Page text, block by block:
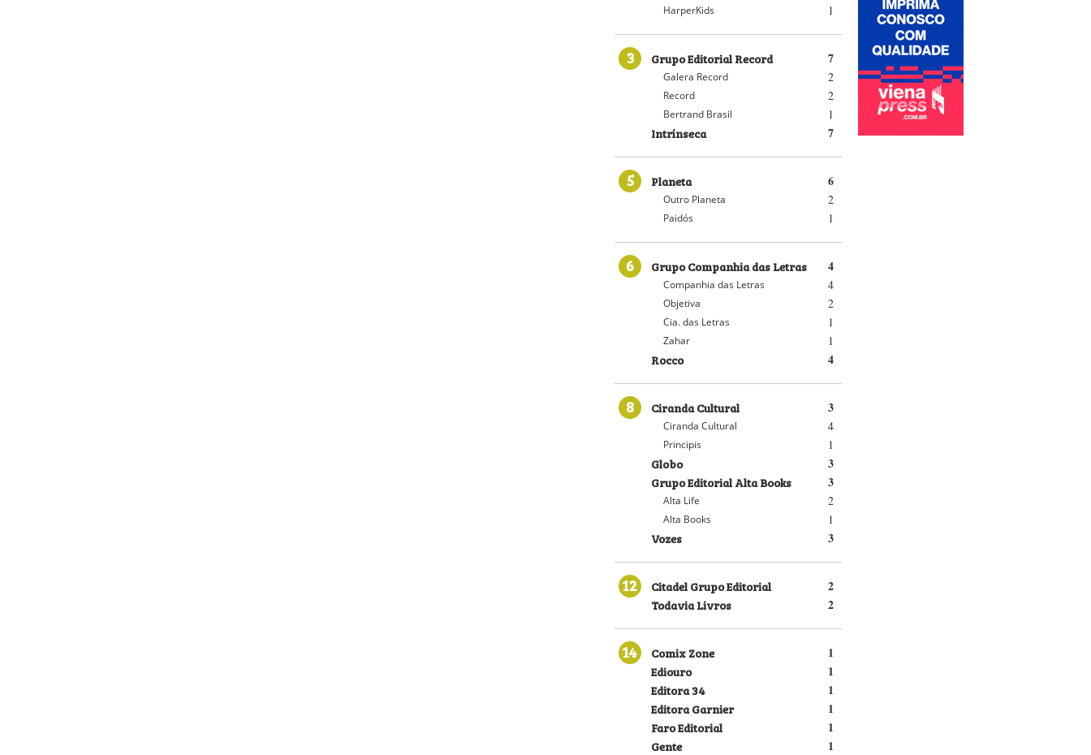
1
HarperKids
3 7
Grupo Editorial Record
2
Galera Record
2
Record
1
Bertrand Brasil
7
Intrínseca
5 6
Planeta
2
Outro Planeta
1
Paidós
6 4
Grupo Companhia das Letras
4
Companhia das Letras
2
Objetiva
1
Cia. das Letras
1
Zahar
4
Rocco
8 3
Ciranda Cultural
4
Ciranda Cultural
1
Principis
3
Globo
3
Grupo Editorial Alta Books
2
Alta Life
1
Alta Books
3
Vozes
12 2
Citadel Grupo Editorial
2
Todavia Livros
14 1
Comix Zone
1
Ediouro
1
Editora 34
1
Editora Garnier
1
Faro Editorial
1
Gente